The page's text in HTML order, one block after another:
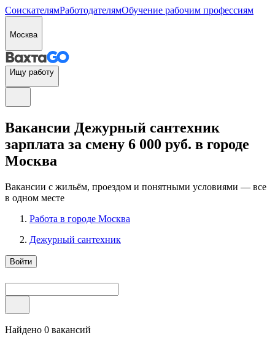
СоискателямРаботодателямОбучение рабочим профессиям
Москва
Ищу работу
Вакансии Дежурный сантехник
зарплата за смену 6 000 руб. в городе
Москва
Вакансии с жильём, проездом и понятными условиями — все
в одном месте
Работа в городе Москва
Дежурный сантехник
Войти
Найдено 0 вакансий